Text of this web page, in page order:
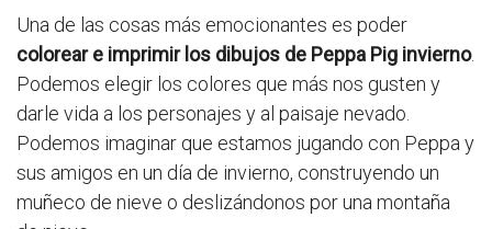
Una de las cosas más emocionantes es poder
colorear e imprimir los dibujos de Peppa Pig invierno.
Podemos elegir los colores que más nos gusten y
darle vida a los personajes y al paisaje nevado.
Podemos imaginar que estamos jugando con Peppa y
sus amigos en un día de invierno, construyendo un
muñeco de nieve o deslizándonos por una montaña